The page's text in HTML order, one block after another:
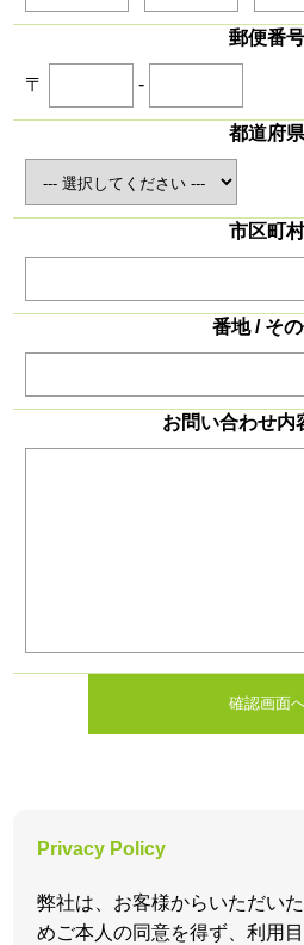
郵便番号
〒 -
都道府県
市区町村
番地 / そ
お問い合わせ内
確認画面
Privacy Policy
弊社は、お客様からいただい
めご本人の同意を得ず、利用